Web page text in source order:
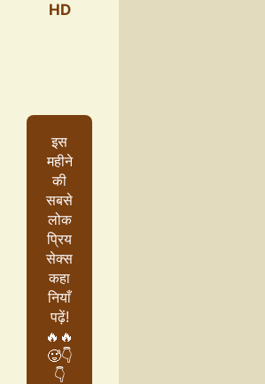
HD
इस
महीने
की
सबसे
लोक
प्रिय
सेक्स
कहा
नियाँ
पढ़ें!
🔥🔥
🥵👇
👇